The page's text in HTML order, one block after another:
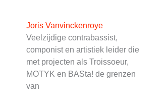
Joris Vanvinckenroye
Veelzijdige contrabassist,
componist en artistiek leider die
met projecten als Troissoeur,
MOTYK en BASta! de grenzen
van